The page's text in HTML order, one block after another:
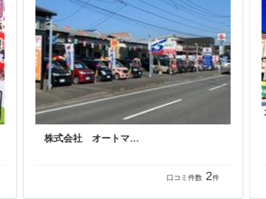
株式会社 オートマック
口コミ件数 2件